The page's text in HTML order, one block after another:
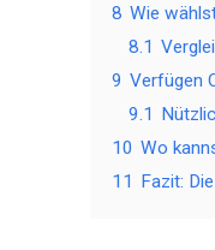
8 Wie
8.1
9 Verfügen
9.1
10 Wo
11 Fazit: